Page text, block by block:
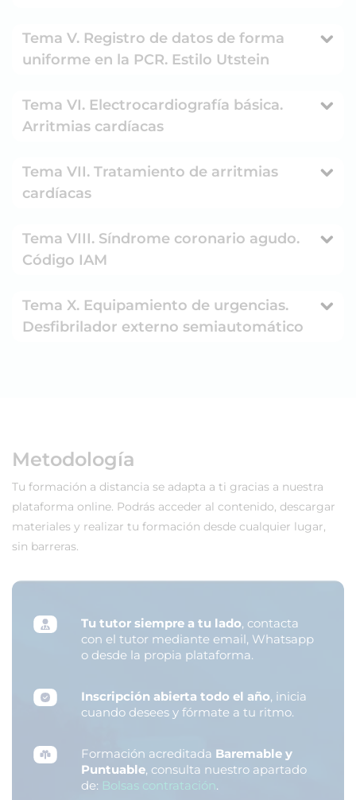
Tema V. Registro de datos de forma
uniforme en la PCR. Estilo Utstein
Tema VI. Electrocardiografía básica.
Arritmias cardíacas
Tema VII. Tratamiento de arritmias
cardíacas
Tema VIII. Síndrome coronario agudo.
Código IAM
Tema X. Equipamiento de urgencias.
Desfibrilador externo semiautomático
Metodología
Tu formación a distancia se adapta a ti gracias a nuestra
plataforma online. Podrás acceder al contenido, descargar
materiales y realizar tu formación desde cualquier lugar,
sin barreras.
Tu tutor siempre a tu lado, contacta
con el tutor mediante email, Whatsapp
o desde la propia plataforma.
Inscripción abierta todo el año, inicia
cuando desees y fórmate a tu ritmo.
Formación acreditada Baremable y
Puntuable, consulta nuestro apartado
de: Bolsas contratación.